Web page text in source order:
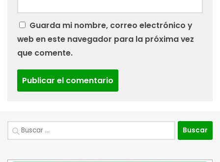
Guarda mi nombre, correo electrónico y
web en este navegador para la próxima vez
que comente.
Buscar: